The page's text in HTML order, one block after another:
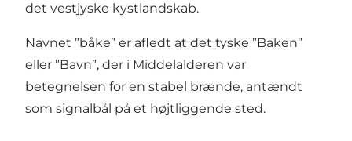
det vestjyske kystlandskab.
Navnet ”båke” er afledt at det tyske ”Baken”
eller ”Bavn”, der i Middelalderen var
betegnelsen for en stabel brænde, antændt
som signalbål på et højtliggende sted.